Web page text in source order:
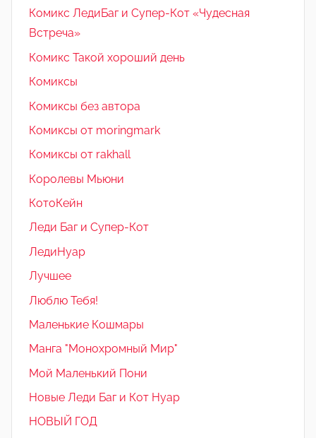
Комикс ЛедиБаг и Супер-Кот «Чудесная
Встреча»
Комикс Такой хороший день
Комиксы
Комиксы без автора
Комиксы от moringmark
Комиксы от rakhall
Королевы Мьюни
КотоКейн
Леди Баг и Супер-Кот
ЛедиНуар
Лучшее
Люблю Тебя!
Маленькие Кошмары
Манга "Монохромный Мир"
Мой Маленький Пони
Новые Леди Баг и Кот Нуар
НОВЫЙ ГОД